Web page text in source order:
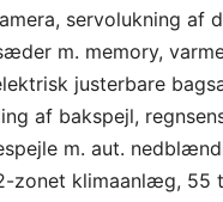
servolukning af
m. memory,
justerbare
af bakspejl,
m. aut.
zonet klimaanlæg, 55